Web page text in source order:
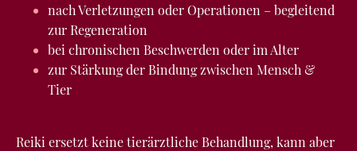
nach Verletzungen oder Operationen – begleitend
zur Regeneration
bei chronischen Beschwerden oder im Alter
zur Stärkung der Bindung zwischen Mensch &
Tier
Reiki ersetzt keine tierärztliche Behandlung, kann aber